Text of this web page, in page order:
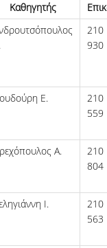
Καθηγητής
930
Ε.
559
Α.
804
Ι.
563